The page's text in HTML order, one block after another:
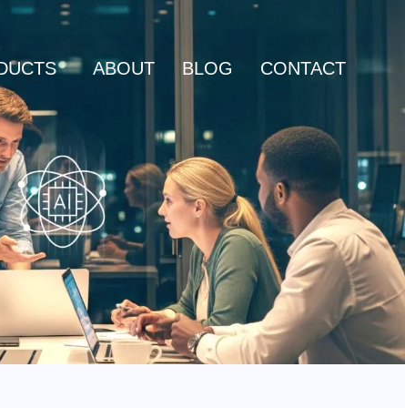
ABOUT BLOG CONTACT